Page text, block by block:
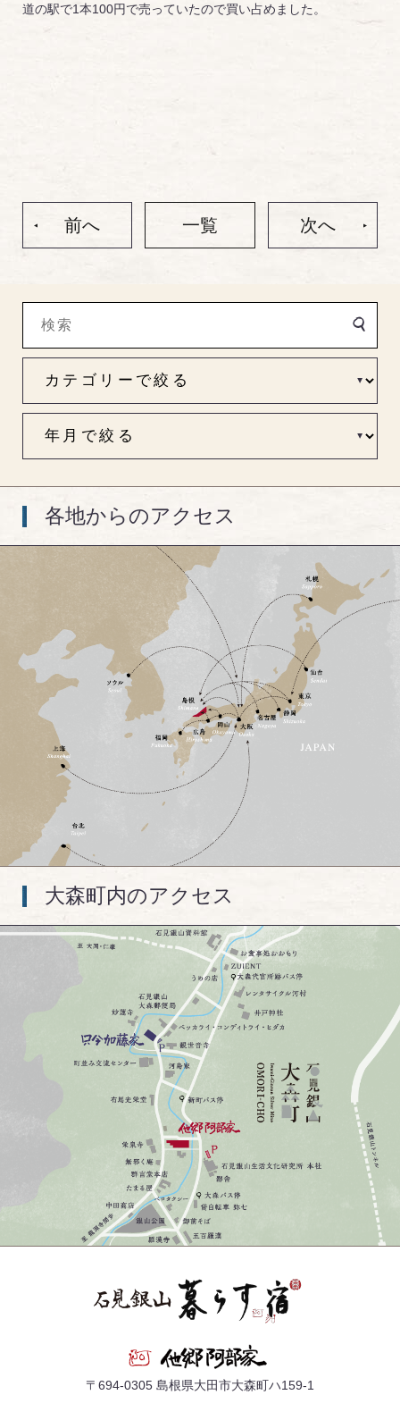
道の駅で1本100円で売っていたので買い占めました。
前へ 一覧 次へ
各地からのアクセス
大森町内のアクセス
〒694-0305 島根県大田市大森町ハ159-1